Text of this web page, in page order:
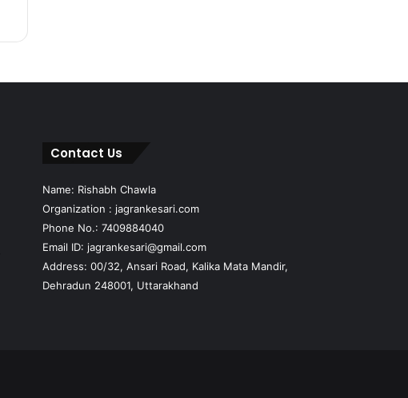
Contact Us
Name: Rishabh Chawla
Organization : jagrankesari.com
Phone No.: 7409884040
Email ID: jagrankesari@gmail.com
Address: 00/32, Ansari Road, Kalika Mata Mandir,
Dehradun 248001, Uttarakhand